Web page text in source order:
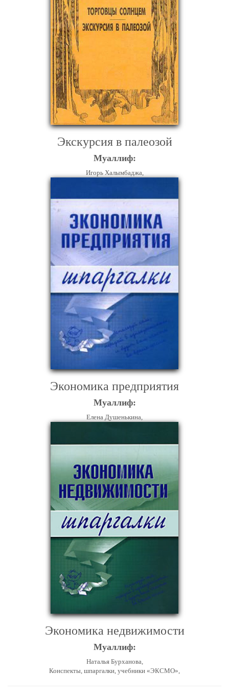
Экскурсия в палеозой
Муаллиф:
Игорь Халымбаджа,
Экономика предприятия
Муаллиф:
Елена Душенькина,
Экономика недвижимости
Муаллиф:
Наталья Бурханова,
Конспекты, шпаргалки, учебники «ЭКСМО»,